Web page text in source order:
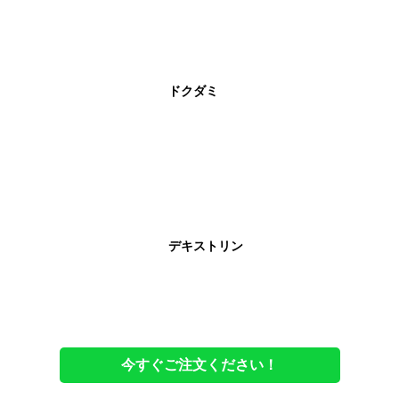
ドクダミ
デキストリン
今すぐご注文ください！